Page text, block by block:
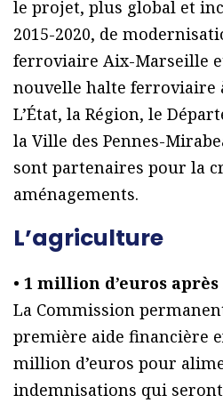
le projet, plus global et
2015-2020, de
ferroviaire Aix-Marseille
nouvelle halte ferroviaire
L’État, la Région, le
la Ville des Pennes-
sont partenaires pour la
aménagements.
L’agriculture
• 1 million d’euros après
La Commission
première aide financière
million d’euros pour
indemnisations qui seront